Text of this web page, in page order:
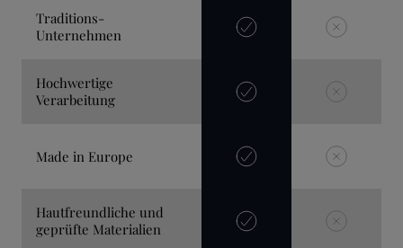
Traditions-
Unternehmen
Hochwertige
Verarbeitung
Made in Europe
Hautfreundliche und
geprüfte Materialien